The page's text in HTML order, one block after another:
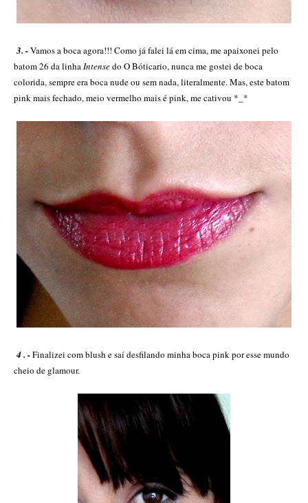
3. -Vamos a boca agora!!! Como já falei lá em cima, me apaixonei pelo
batom 26 da linhaIntensedo O Bóticario, nunca me gostei de boca
colorida, sempre era boca nude ou sem nada, literalmente. Mas, este batom
pink mais fechado, meio vermelho mais é pink, me cativou *_*
4 . -Finalizei com blush e saí desfilando minha boca pink por esse mundo
cheio de glamour.